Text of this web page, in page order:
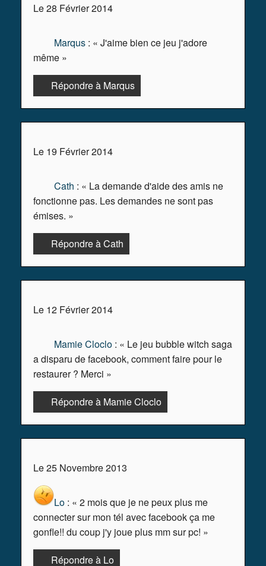
Le 28 Février 2014
Marqus : « J'aime bien ce jeu j'adore
même »
Répondre à Marqus
Le 19 Février 2014
Cath : « La demande d'aide des amis ne
fonctionne pas. Les demandes ne sont pas
émises. »
Répondre à Cath
Le 12 Février 2014
Mamie Cloclo : « Le jeu bubble witch saga
a disparu de facebook, comment faire pour le
restaurer ? Merci »
Répondre à Mamie Cloclo
Le 25 Novembre 2013
Lo : « 2 mois que je ne peux plus me
connecter sur mon tél avec facebook ça me
gonfle!! du coup j'y joue plus mm sur pc! »
Répondre à Lo